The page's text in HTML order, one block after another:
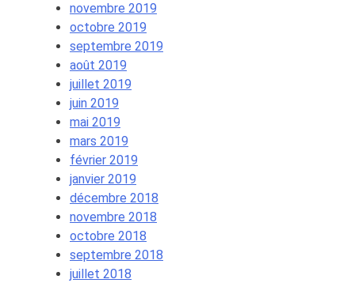
novembre 2019
octobre 2019
septembre 2019
août 2019
juillet 2019
juin 2019
mai 2019
mars 2019
février 2019
janvier 2019
décembre 2018
novembre 2018
octobre 2018
septembre 2018
juillet 2018